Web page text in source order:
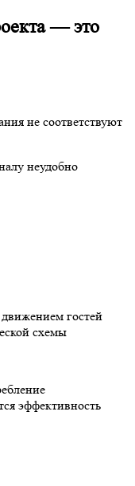
— это
не соответствуют
неудобно
гостей
схемы
эффективность